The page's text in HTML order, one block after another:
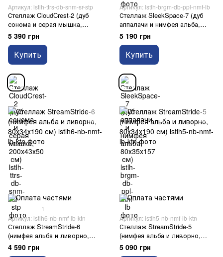
Артикул: lstlh-ttrs-db-snm-sr-stp
Стеллаж CloudCrest-2 (дуб
сонома и серая мышка,
200х43х50 см)
5 390 грн
Купить
Артикул: lstlh-brgm-db-ppl-nmf-lb
Стеллаж SleekSpace-7 (дуб
аппалачи и нимфея альба,
80х35х157 см)
5 190 грн
Купить
1
Артикул: lstlh6-nb-nmf-lb-ktn
Стеллаж StreamStride-6
(нимфея альба и ливорно,
80х34х190 см)
4 590 грн
Артикул: lstlh5-nb-nmf-lb-ktn
Стеллаж StreamStride-5
(нимфея альба и ливорно,
80х34х190 см)
5 090 грн